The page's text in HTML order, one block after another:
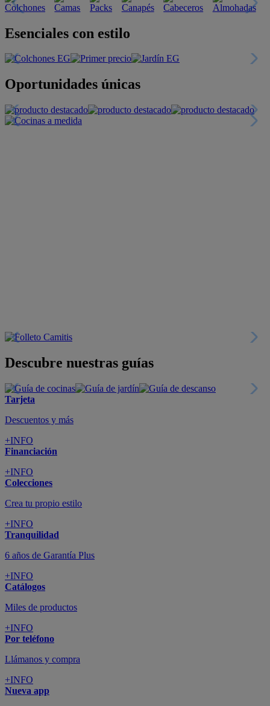
Esenciales con estilo
Oportunidades únicas
Descubre nuestras guías
Tarjeta
Descuentos y más
+INFO
Financiación
+INFO
Colecciones
Crea tu propio estilo
+INFO
Tranquilidad
6 años de Garantía Plus
+INFO
Catálogos
Miles de productos
+INFO
Por teléfono
Llámanos y compra
+INFO
Nueva app